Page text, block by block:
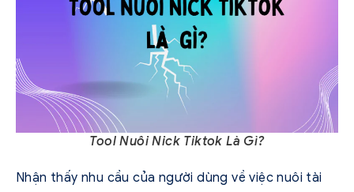
Tool Nuôi Nick Tiktok Là Gì?
Nhận thấy nhu cầu của người dùng về việc nuôi tài